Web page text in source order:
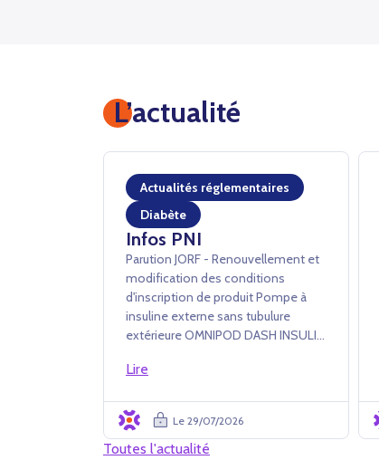
L’actualité
Actualités réglementaires
Diabète
Infos PNI
Parution JORF - Renouvellement et
modification des conditions
d'inscription de produit Pompe à
insuline externe sans tubulure
extérieure OMNIPOD DASH INSULIN
France SAS Arrêté du 24 juillet 2026
d'inscription et modification des
conditions d'i...
Lire
Le 29/07/2026
Toutes l'actualité